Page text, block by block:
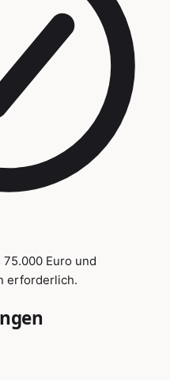
Euro und
erforderlich.